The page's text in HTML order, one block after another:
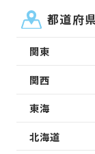
都道府
関東
関西
東海
北海道